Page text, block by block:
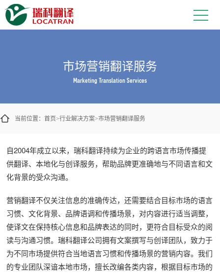
市场营销翻译服务
Marketing Translation Services
当前位置： 首页>行业解决方案>市场营销翻译服务
自2004年成立以来，瑞科翻译持续为企业的跨语言市场传播提
供翻译、本地化与创译服务，帮助品牌更准确地与不同语言和文
化背景的受众沟通。
营销翻译不仅关注信息的准确传达，还需要结合目标市场的语言
习惯、文化背景、品牌语调和传播场景，对内容进行适当调整，
使译文在保持核心信息和品牌表达的同时，更符合目标受众的阅
读与沟通习惯。瑞科翻译公司拥有文案撰写与创译团队，致力于
为不同市场提供符合当地语言习惯和传播场景的营销内容。我们
的专业团队深谙本地市场，擅长改编各类内容，根据目标市场的